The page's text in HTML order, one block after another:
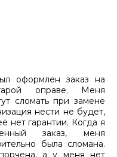
оформлен заказ на
оправе. Меня
сломать при замене
нести не будет,
нет гарантии. Когда я
заказ, меня
была сломана.
а у меня нет